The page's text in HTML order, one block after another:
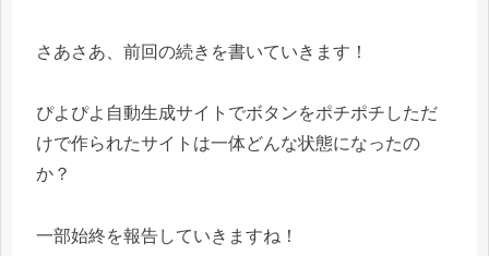
さあさあ、前回の続きを書いていきます！
ぴよぴよ自動生成サイトでボタンをポチポチしただ
けで作られたサイトは一体どんな状態になったの
か？
一部始終を報告していきますね！